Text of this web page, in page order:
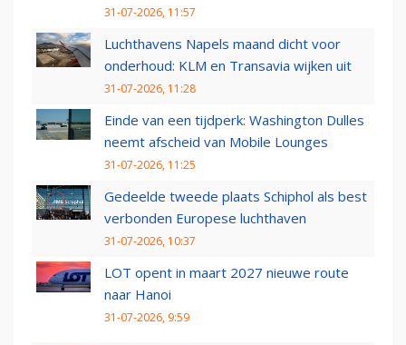
31-07-2026, 11:57
Luchthavens Napels maand dicht voor
onderhoud: KLM en Transavia wijken uit
31-07-2026, 11:28
Einde van een tijdperk: Washington Dulles
neemt afscheid van Mobile Lounges
31-07-2026, 11:25
Gedeelde tweede plaats Schiphol als best
verbonden Europese luchthaven
31-07-2026, 10:37
LOT opent in maart 2027 nieuwe route
naar Hanoi
31-07-2026, 9:59